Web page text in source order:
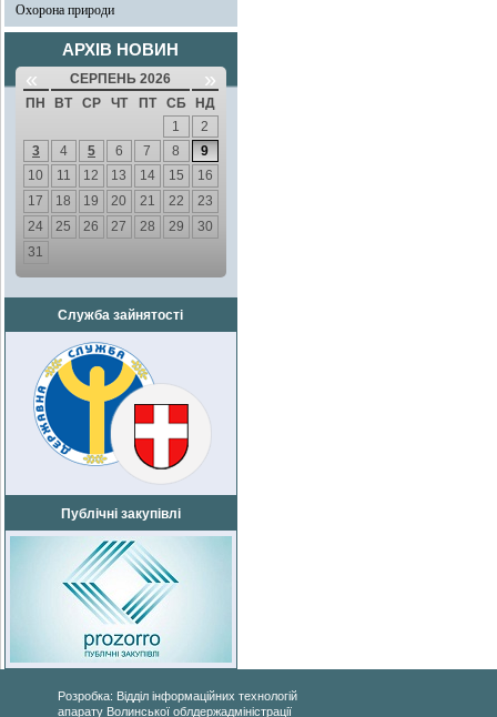
Охорона природи
АРХІВ НОВИН
« СЕРПЕНЬ 2026 »
ПН ВТ СР ЧТ ПТ СБ
НД
1
2
3
4 5 6 7 8
9
10
11 12 13 14 15
16
17
18 19 20 21 22
23
24
25 26 27 28 29
30
31
Служба зайнятості
Публічні закупівлі
Розробка: Відділ інформаційних технологій
апарату Волинської облдержадміністрації